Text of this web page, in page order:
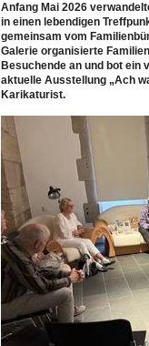
Anfang Mai 2026
in einen lebendigen
gemeinsam vom
Galerie organisierte
Besuchende an und bot ein
aktuelle Ausstellung „Ach
Karikaturist.